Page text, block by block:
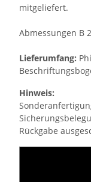
mitgeliefert.
Abmessungen B
Lieferumfang:
Hinweis:
Rückgabe